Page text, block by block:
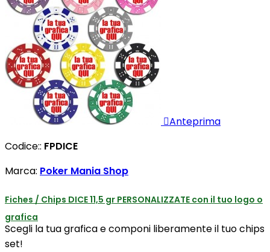
Anteprima
Codice:: FPDICE
Marca: Poker Mania Shop
Fiches / Chips DICE 11,5 gr PERSONALIZZATE con il tuo logo o
grafica
Scegli la tua grafica e componi liberamente il tuo chips
set!